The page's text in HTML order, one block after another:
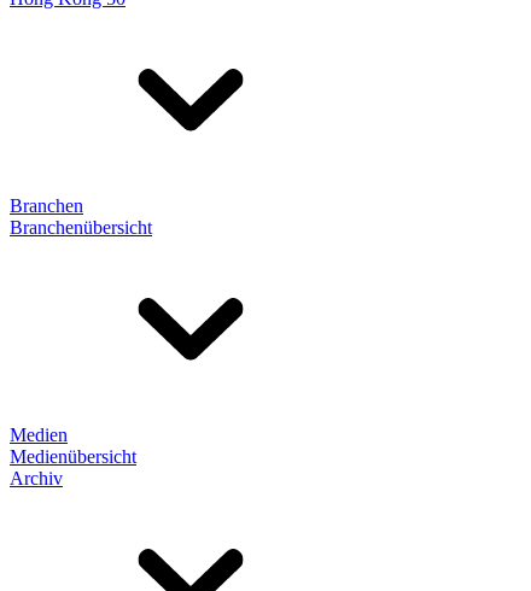
Branchen
Branchenübersicht
Medien
Medienübersicht
Archiv